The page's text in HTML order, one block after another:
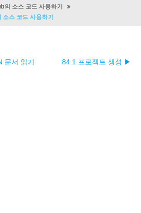
의 소스 코드 사용하기
스 코드 사용하기
문서 읽기 84.1 프로젝트 생성 ▶︎